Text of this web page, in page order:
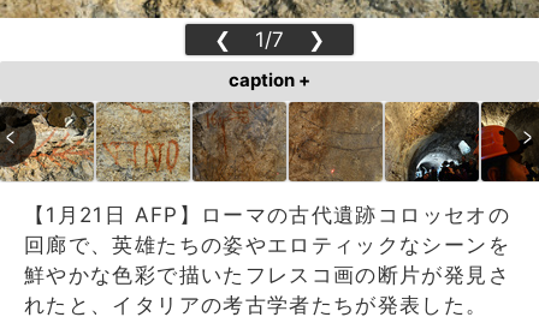
❮ 1/7 ❯
caption +
【1月21日 AFP】ローマの古代遺跡コロッセオの
回廊で、英雄たちの姿やエロティックなシーンを
鮮やかな色彩で描いたフレスコ画の断片が発見さ
れたと、イタリアの考古学者たちが発表した。